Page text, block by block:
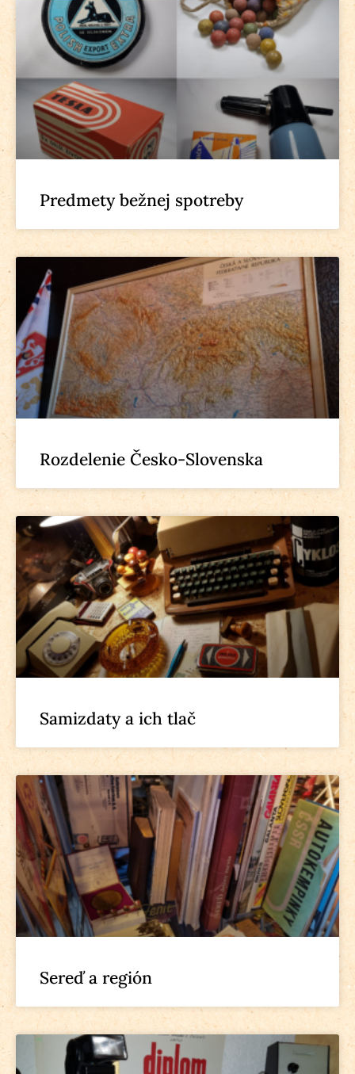
Predmety bežnej spotreby
Rozdelenie Česko-Slovenska
Samizdaty a ich tlač
Sereď a región